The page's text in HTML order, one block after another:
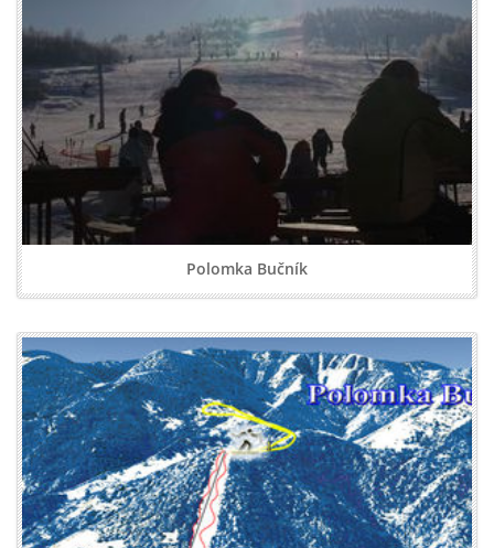
Polomka Bučník